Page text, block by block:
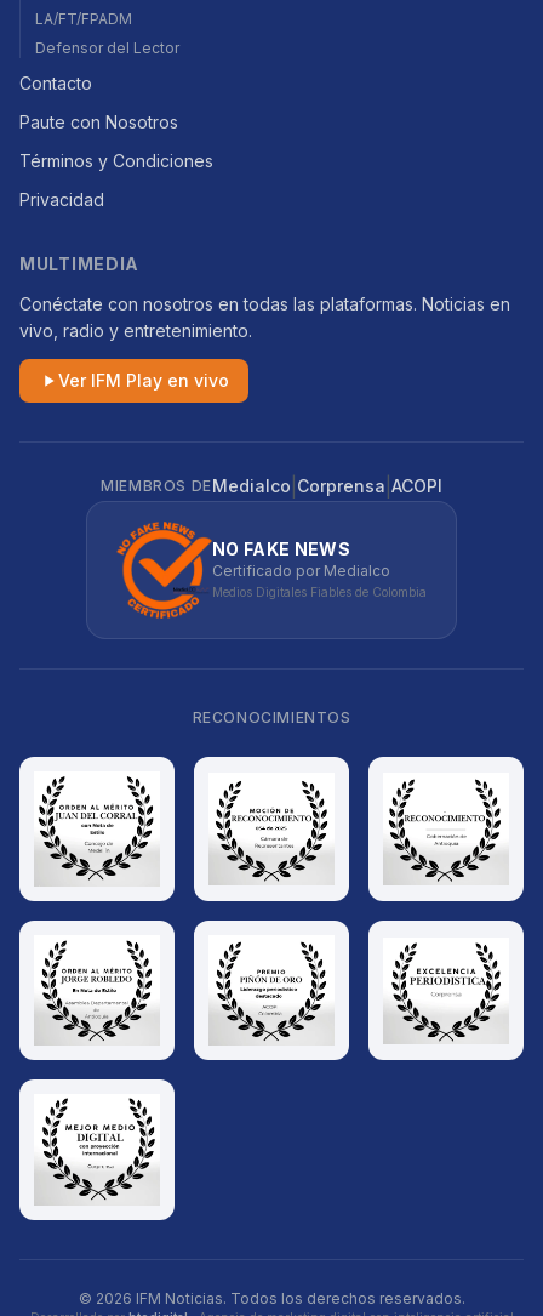
LA/FT/FPADM
Defensor del Lector
Contacto
Paute con Nosotros
Términos y Condiciones
Privacidad
MULTIMEDIA
Conéctate con nosotros en todas las plataformas. Noticias en
vivo, radio y entretenimiento.
Ver IFM Play en vivo
MIEMBROS DEMedialco Corprensa ACOPI
NO FAKE NEWS
Certificado por Medialco
Medios Digitales Fiables de Colombia
RECONOCIMIENTOS
© 2026 IFM Noticias. Todos los derechos reservados.